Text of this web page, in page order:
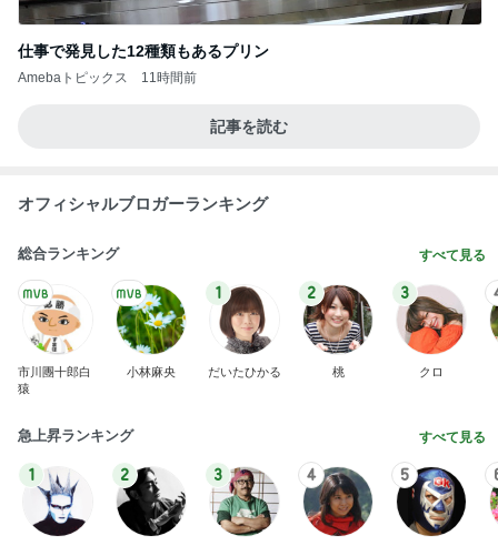
仕事で発見した12種類もあるプリン
Amebaトピックス 11時間前
記事を読む
オフィシャルブロガーランキング
総合ランキング すべて見る
市川團十郎白
猿
小林麻央
1
だいたひかる
2
桃
3
クロ
急上昇ランキング すべて見る
1 2 3 4 5